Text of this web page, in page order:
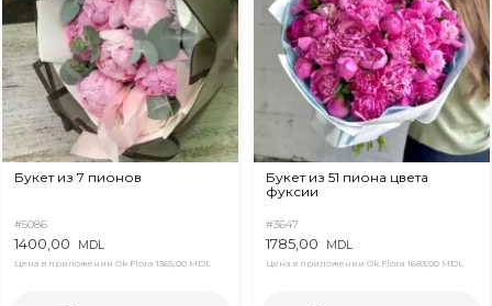
Букет из 7 пионов
#5086
1400,00 MDL
Цена в приложении Ok Flora 1365,00 MDL
Букет из 51 пиона цвета
фуксии
#3647
1785,00 MDL
Цена в приложении Ok Flora 1683,00 MDL